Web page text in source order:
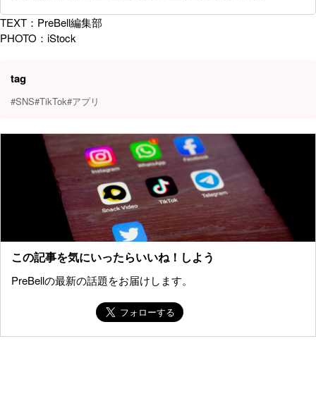
TEXT：PreBell編集部
PHOTO：iStock
tag
#SNS#TikTok#アプリ
この記事を気にいったらいいね！しよう
PreBellの最新の話題をお届けします。